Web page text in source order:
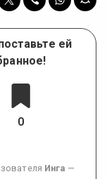
ей
0
Инга —